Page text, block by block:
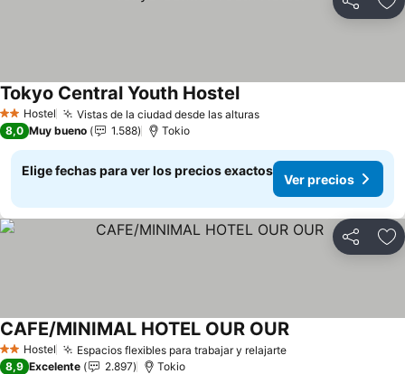
Compartir
2 Estrellas
Hostel Vistas de la ciudad desde las alturasVer precios
Tokyo Central Youth HostelVer precios
8,0 Muy bueno 1.588 Tokio
Elige fechas para ver los precios exactos
Ver precios
Compartir
2 Estrellas
Hostel Espacios flexibles para trabajar y relajarteVer precios
CAFE/MINIMAL HOTEL OUR OURVer precios
8,9 Excelente 2.897 Tokio